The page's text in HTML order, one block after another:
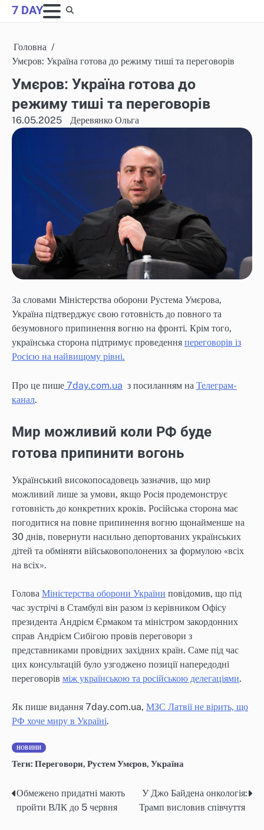
Skip
to
7 DAY
Головна
Умєров: Україна готова до режиму тиші та переговорів
Умєров: Україна готова до
режиму тиші та переговорів
16.05.2025 Деревянко Ольга
За словами Міністерства оборони Рустема Умєрова,
Україна підтверджує свою готовність до повного та
безумовного припинення вогню на фронті. Крім того,
українська сторона підтримує проведення переговорів із
Росією на найвищому рівні.
Про це пише 7day.com.ua з посиланням на Телеграм-
канал.
Мир можливий коли РФ буде
готова припинити вогонь
Український високопосадовець зазначив, що мир
можливий лише за умови, якщо Росія продемонструє
готовність до конкретних кроків. Російська сторона має
погодитися на повне припинення вогню щонайменше на
30 днів, повернути насильно депортованих українських
дітей та обміняти військовополонених за формулою «всіх
на всіх».
Голова Міністерства оборони України повідомив, що під
час зустрічі в Стамбулі він разом із керівником Офісу
президента Андрієм Єрмаком та міністром закордонних
справ Андрієм Сибігою провів переговори з
представниками провідних західних країн. Саме під час
цих консультацій було узгоджено позиції напередодні
переговорів між українською та російською делегаціями.
Як пише видання 7day.com.ua, МЗС Латвії не вірить, що
РФ хоче миру в Україні.
НОВИНИ
Теги: Переговори, Рустем Умєров, Україна
Навігація
записів
Обмежено придатні мають
пройти ВЛК до 5 червня
У Джо Байдена онкологія:
Трамп висловив співчуття